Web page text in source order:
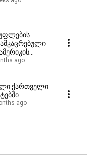
ago
ქართველი
ago